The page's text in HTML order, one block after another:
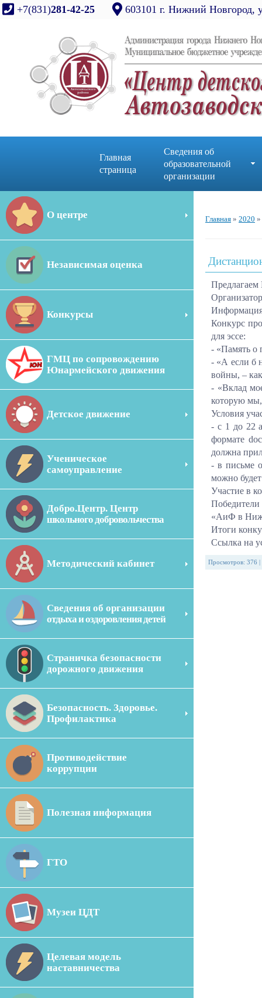
+7(831)281-42-25 603101 г. Нижний Новгород,
Главная
страница
Сведения об
образовательной
организации
О центре
Независимая оценка
Конкурсы
ГМЦ по сопровождению
Юнармейского движения
Детское движение
Ученическое
самоуправление
Добро.Центр. Центр
школьного добровольчества
Методический кабинет
Сведения об организации
отдыха и оздоровления детей
Страничка безопасности
дорожного движения
Безопасность. Здоровье.
Профилактика
Противодействие
коррупции
Полезная информация
ГТО
Музеи ЦДТ
Целевая модель
наставничества
Главная » 2020 »
Предлагаем
Информация
Конкурс
для эссе:
- «Память о
- «А если б
войны, –
- «Вклад
которую
Условия
- с 1 до 22
формате
должна
- в письме
можно
Участие в
«АиФ в
Итоги
Ссылка на
Просмотров: 376